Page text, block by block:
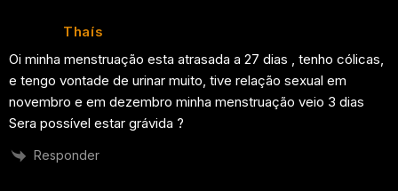
Thaís
Oi minha menstruação esta atrasada a 27 dias , tenho cólicas,
e tengo vontade de urinar muito, tive relação sexual em
novembro e em dezembro minha menstruação veio 3 dias
Sera possível estar grávida ?
Responder